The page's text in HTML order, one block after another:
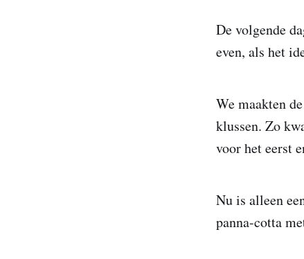
De volgende
even, als het
We maakten
klussen. Zo
voor het eerst
Nu is alleen
panna-cotta